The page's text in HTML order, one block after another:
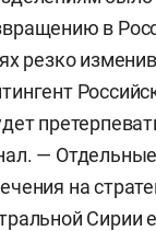
в
резко
—
на
Сирии